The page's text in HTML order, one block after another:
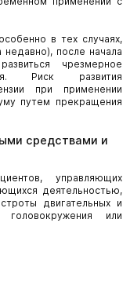
в тех случаях,
недавно), после начала
чрезмерное
Риск развития
при применении
путем прекращения
средствами и
управляющих
деятельностью,
двигательных и
головокружения или